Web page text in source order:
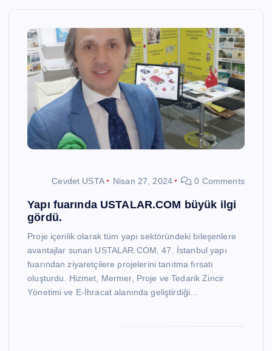
Cevdet USTA Nisan 27, 2024 0 Comments
Yapı fuarında USTALAR.COM büyük ilgi
gördü.
Proje içerilik olarak tüm yapı sektöründeki bileşenlere
avantajlar sunan USTALAR.COM, 47. İstanbul yapı
fuarından ziyaretçilere projelerini tanıtma fırsatı
oluşturdu. Hizmet, Mermer, Proje ve Tedarik Zincir
Yönetimi ve E-İhracat alanında geliştirdiği…